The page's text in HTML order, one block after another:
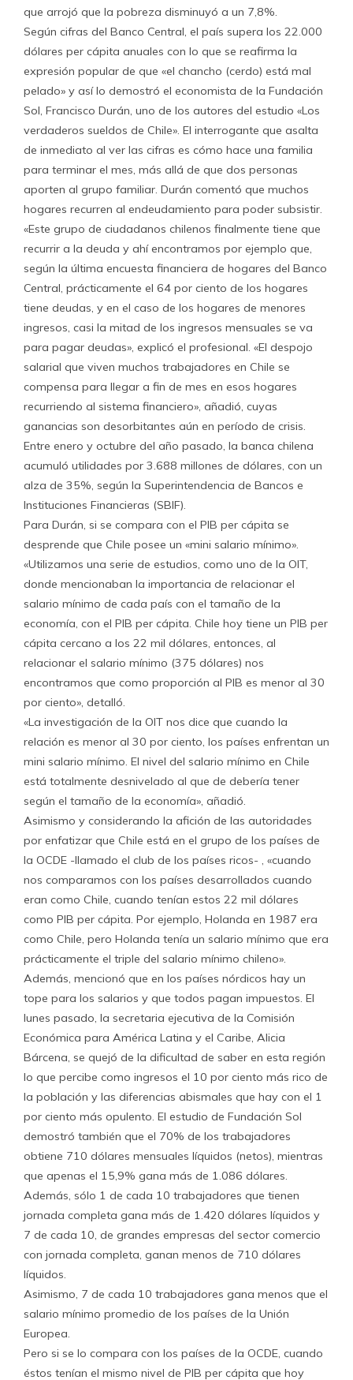
que arrojó que la pobreza disminuyó a un 7,8%.
Según cifras del Banco Central, el país supera los 22.000
dólares per cápita anuales con lo que se reafirma la
expresión popular de que «el chancho (cerdo) está mal
pelado» y así lo demostró el economista de la Fundación
Sol, Francisco Durán, uno de los autores del estudio «Los
verdaderos sueldos de Chile». El interrogante que asalta
de inmediato al ver las cifras es cómo hace una familia
para terminar el mes, más allá de que dos personas
aporten al grupo familiar. Durán comentó que muchos
hogares recurren al endeudamiento para poder subsistir.
«Este grupo de ciudadanos chilenos finalmente tiene que
recurrir a la deuda y ahí encontramos por ejemplo que,
según la última encuesta financiera de hogares del Banco
Central, prácticamente el 64 por ciento de los hogares
tiene deudas, y en el caso de los hogares de menores
ingresos, casi la mitad de los ingresos mensuales se va
para pagar deudas», explicó el profesional. «El despojo
salarial que viven muchos trabajadores en Chile se
compensa para llegar a fin de mes en esos hogares
recurriendo al sistema financiero», añadió, cuyas
ganancias son desorbitantes aún en período de crisis.
Entre enero y octubre del año pasado, la banca chilena
acumuló utilidades por 3.688 millones de dólares, con un
alza de 35%, según la Superintendencia de Bancos e
Instituciones Financieras (SBIF).
Para Durán, si se compara con el PIB per cápita se
desprende que Chile posee un «mini salario mínimo».
«Utilizamos una serie de estudios, como uno de la OIT,
donde mencionaban la importancia de relacionar el
salario mínimo de cada país con el tamaño de la
economía, con el PIB per cápita. Chile hoy tiene un PIB per
cápita cercano a los 22 mil dólares, entonces, al
relacionar el salario mínimo (375 dólares) nos
encontramos que como proporción al PIB es menor al 30
por ciento», detalló.
«La investigación de la OIT nos dice que cuando la
relación es menor al 30 por ciento, los países enfrentan un
mini salario mínimo. El nivel del salario mínimo en Chile
está totalmente desnivelado al que de debería tener
según el tamaño de la economía», añadió.
Asimismo y considerando la afición de las autoridades
por enfatizar que Chile está en el grupo de los países de
la OCDE -llamado el club de los países ricos- , «cuando
nos comparamos con los países desarrollados cuando
eran como Chile, cuando tenían estos 22 mil dólares
como PIB per cápita. Por ejemplo, Holanda en 1987 era
como Chile, pero Holanda tenía un salario mínimo que era
prácticamente el triple del salario mínimo chileno».
Además, mencionó que en los países nórdicos hay un
tope para los salarios y que todos pagan impuestos. El
lunes pasado, la secretaria ejecutiva de la Comisión
Económica para América Latina y el Caribe, Alicia
Bárcena, se quejó de la dificultad de saber en esta región
lo que percibe como ingresos el 10 por ciento más rico de
la población y las diferencias abismales que hay con el 1
por ciento más opulento. El estudio de Fundación Sol
demostró también que el 70% de los trabajadores
obtiene 710 dólares mensuales líquidos (netos), mientras
que apenas el 15,9% gana más de 1.086 dólares.
Además, sólo 1 de cada 10 trabajadores que tienen
jornada completa gana más de 1.420 dólares líquidos y
7 de cada 10, de grandes empresas del sector comercio
con jornada completa, ganan menos de 710 dólares
líquidos.
Asimismo, 7 de cada 10 trabajadores gana menos que el
salario mínimo promedio de los países de la Unión
Europea.
Pero si se lo compara con los países de la OCDE, cuando
éstos tenían el mismo nivel de PIB per cápita que hoy